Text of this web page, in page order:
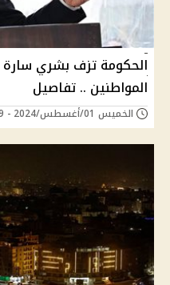
الحكومة تزف بشري سارة
المواطنين .. تفاصيل
الخميس 01/أغسطس/2024 - 08:59 ص